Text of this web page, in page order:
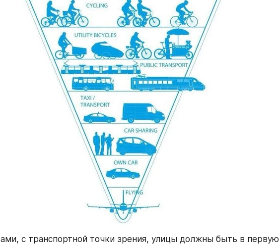
с транспортной точки зрения, улицы должны быть в первую